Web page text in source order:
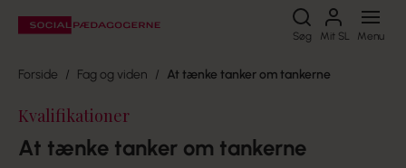
Søg Mit SL Menu
Søg
Forside Fag og viden At tænke tanker om tankerne
Kvalifikationer
At tænke tanker om tankerne